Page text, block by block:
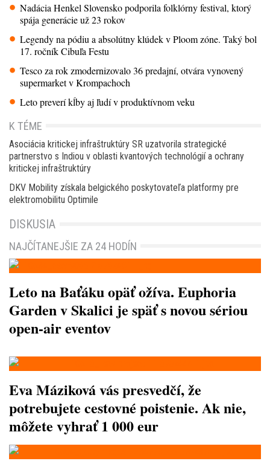
Nadácia Henkel Slovensko podporila folklórny festival, ktorý
spája generácie už 23 rokov
Legendy na pódiu a absolútny klúdek v Ploom zóne. Taký bol
17. ročník Cibuľa Festu
Tesco za rok zmodernizovalo 36 predajní, otvára vynovený
supermarket v Krompachoch
Leto preverí kĺby aj ľudí v produktívnom veku
K TÉME
Asociácia kritickej infraštruktúry SR uzatvorila strategické
partnerstvo s Indiou v oblasti kvantových technológií a ochrany
kritickej infraštruktúry
DKV Mobility získala belgického poskytovateľa platformy pre
elektromobilitu Optimile
DISKUSIA
NAJČÍTANEJŠIE ZA 24 HODÍN
Leto na Baťáku opäť ožíva. Euphoria
Garden v Skalici je späť s novou sériou
open-air eventov
Eva Máziková vás presvedčí, že
potrebujete cestovné poistenie. Ak nie,
môžete vyhrať 1 000 eur